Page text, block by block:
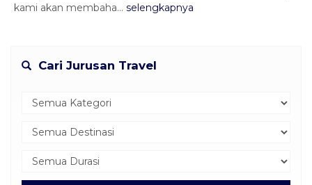
kami akan membaha... selengkapnya
Cari Jurusan Travel